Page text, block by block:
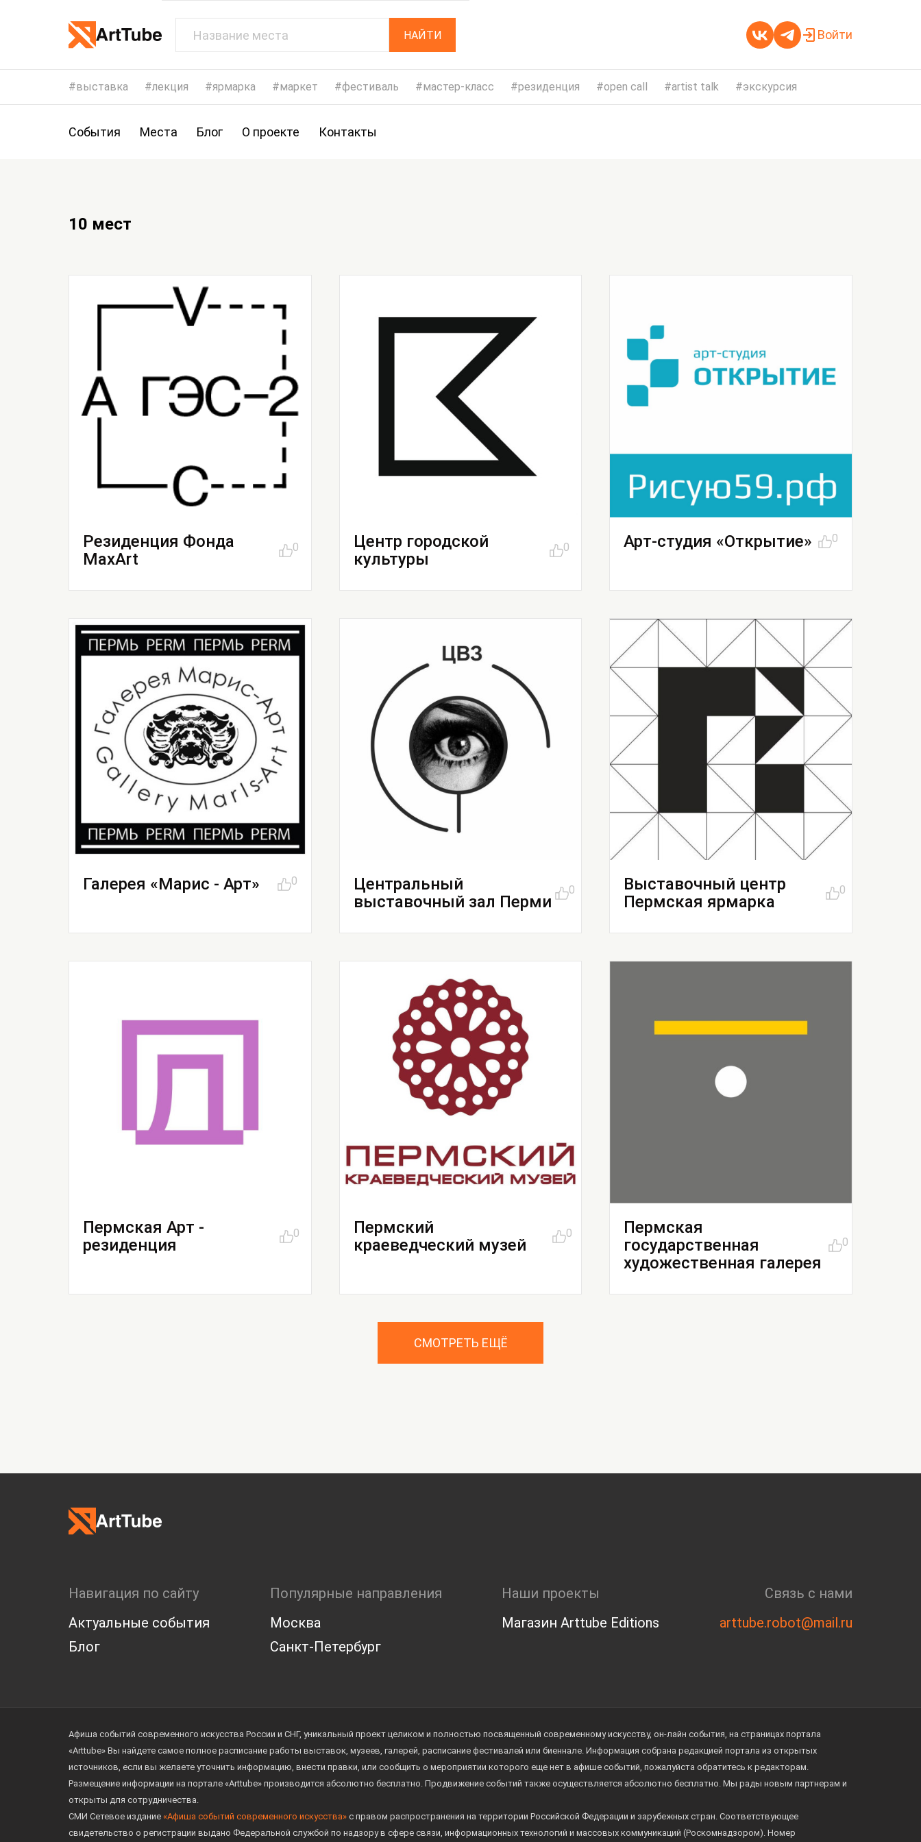
НАЙТИ Войти
выставка лекция ярмарка маркет фестиваль мастер-класс резиденция open call artist talk экскурсия
События Места Блог О проекте Контакты
10 мест
Резиденция Фонда
MaxArt
0
Центр городской
культуры
0 Арт-студия «Открытие» 0
Галерея «Марис - Арт» 0
Центральный
выставочный зал Перми
0
Выставочный центр
Пермская ярмарка
0
Пермская Арт -
резиденция
0
Пермский
краеведческий музей
0
Пермская
государственная
художественная галерея
0
СМОТРЕТЬ ЕЩЁ
Навигация по сайту
Актуальные события
Блог
Популярные направления
Москва
Санкт-Петербург
Наши проекты
Магазин Arttube Editions
Связь с нами
arttube.robot@mail.ru
Афиша событий современного искусства России и СНГ, уникальный проект целиком и полностью посвященный современному искусству, он-лайн события, на страницах портала
«Arttube» Вы найдете самое полное расписание работы выставок, музеев, галерей, расписание фестивалей или биеннале. Информация собрана редакцией портала из открытых
источников, если вы желаете уточнить информацию, внести правки, или сообщить о мероприятии которого еще нет в афише событий, пожалуйста обратитесь к редакторам.
Размещение информации на портале «Arttube» производится абсолютно бесплатно. Продвижение событий также осуществляется абсолютно бесплатно. Мы рады новым партнерам и
открыты для сотрудничества.
СМИ Сетевое издание «Афиша событий современного искусства» с правом распространения на территории Российской Федерации и зарубежных стран. Соответствующее
свидетельство о регистрации выдано Федеральной службой по надзору в сфере связи, информационных технологий и массовых коммуникаций (Роскомнадзором). Номер